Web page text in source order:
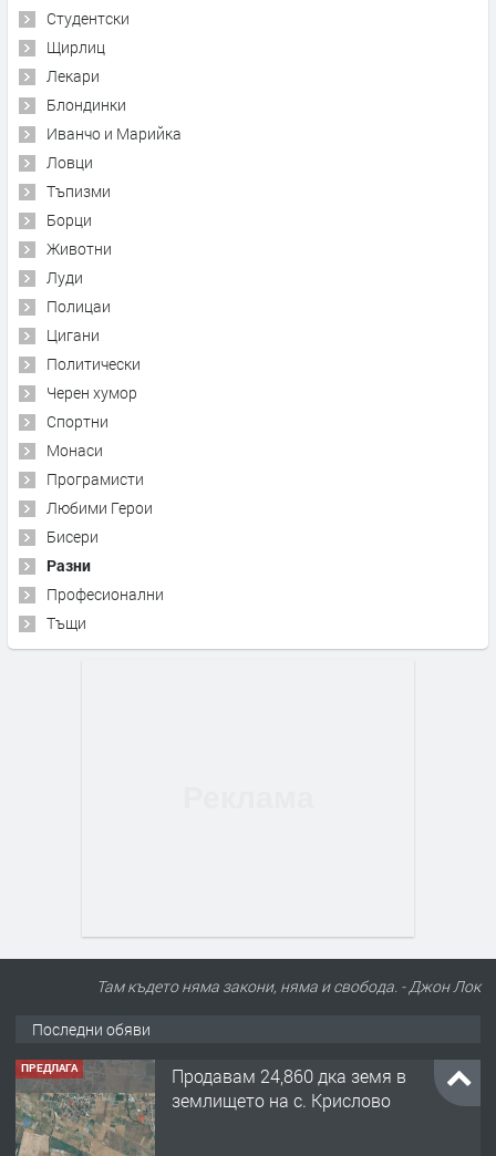
Студентски
Щирлиц
Лекари
Блондинки
Иванчо и Марийка
Ловци
Тъпизми
Борци
Животни
Луди
Полицаи
Цигани
Политически
Черен хумор
Спортни
Монаси
Програмисти
Любими Герои
Бисери
Разни
Професионални
Тъщи
Там където няма закони, няма и свобода. - Джон Лок
Последни обяви
ПРЕДЛАГА
Продавам 24,860 дка земя в
землището на с. Крислово